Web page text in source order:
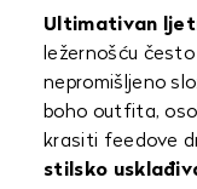
Ultimativan
ležernošću
nepromišljeno
boho outfita,
krasiti feedove
stilsko